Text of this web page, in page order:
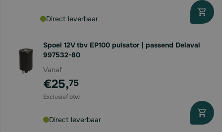
Direct leverbaar
Spoel 12V tbv EP100 pulsator | passend Delaval
997532-80
Vanaf
€25,75
Direct leverbaar